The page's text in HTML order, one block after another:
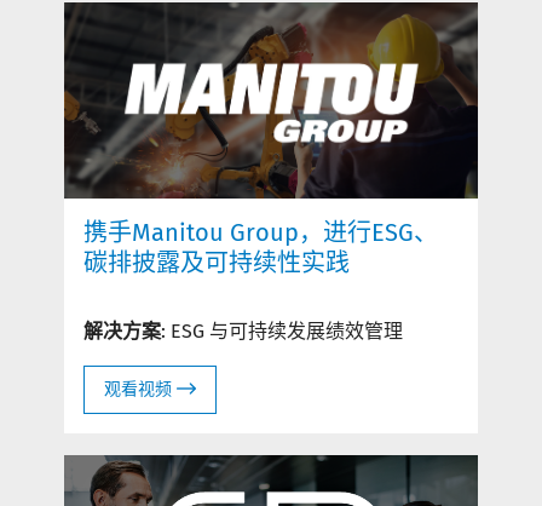
携手Manitou Group，进行ESG、
碳排披露及可持续性实践
解决方案: ESG 与可持续发展绩效管理
观看视频